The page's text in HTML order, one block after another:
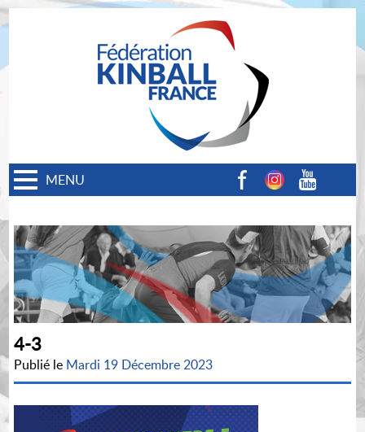
MENU
4-3
Publié le Mardi 19 Décembre 2023